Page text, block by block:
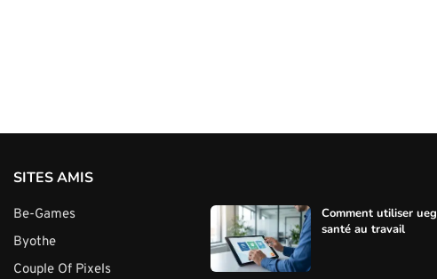
SITES AMIS
Be-Games
Byothe
Couple Of Pixels
Comment utiliser
santé au travail